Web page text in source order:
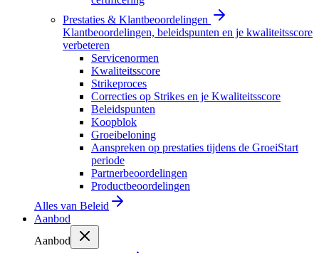
Prestaties & Klantbeoordelingen
Klantbeoordelingen, beleidspunten en je kwaliteitsscore
verbeteren
Servicenormen
Kwaliteitsscore
Strikeproces
Correcties op Strikes en je Kwaliteitsscore
Beleidspunten
Koopblok
Groeibeloning
Aanspreken op prestaties tijdens de GroeiStart
periode
Partnerbeoordelingen
Productbeoordelingen
Alles van Beleid
Aanbod
Aanbod